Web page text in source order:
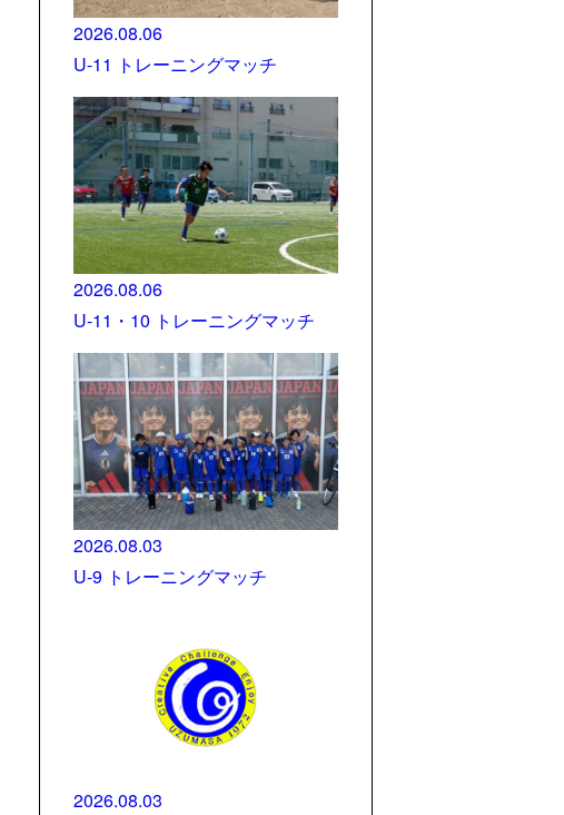
2026.08.06
U-11 トレーニングマッチ
2026.08.06
U-11・10 トレーニングマッチ
2026.08.03
U-9 トレーニングマッチ
2026.08.03